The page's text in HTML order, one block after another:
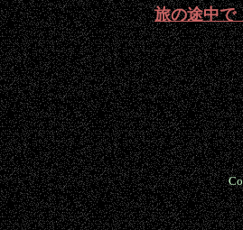
旅の途中